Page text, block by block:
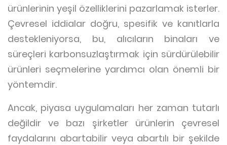
ürünlerinin yeşil özelliklerini pazarlamak isterler.
Çevresel iddialar doğru, spesifik ve kanıtlarla
destekleniyorsa, bu, alıcıların binaları ve
süreçleri karbonsuzlaştırmak için sürdürülebilir
ürünleri seçmelerine yardımcı olan önemli bir
yöntemdir.
Ancak, piyasa uygulamaları her zaman tutarlı
değildir ve bazı şirketler ürünlerin çevresel
faydalarını abartabilir veya abartılı bir şekilde